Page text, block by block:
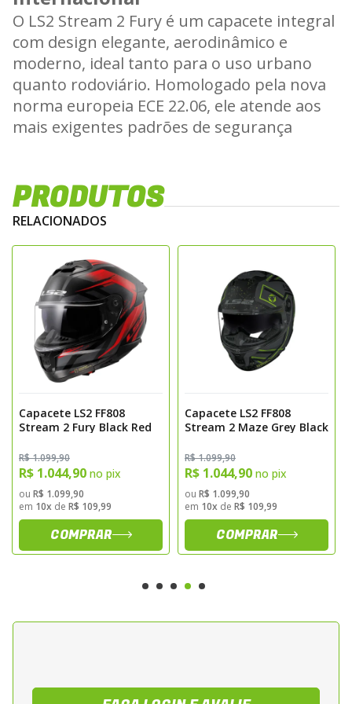
O LS2 Stream 2 Fury é um capacete integral
com design elegante, aerodinâmico e
moderno, ideal tanto para o uso urbano
quanto rodoviário. Homologado pela nova
norma europeia ECE 22.06, ele atende aos
mais exigentes padrões de segurança
Construção Leve e Resistente
A calota do capacete é produzida com o
Alloy), um composto avançado desenvolvido
pela LS2. Essa tecnologia oferece altíssima
resistência a impactos com peso reduzido,
garantindo segurança e conforto durante o
uso prolongado.
O EPS de múltiplas densidades
complementa o sistema de proteção,
diferentes tipos de impacto.
Viseira Dupla com Tecnologia
Óptica
O LS2 Stream 2 Fury conta com sistema de
viseira dupla:
Viseira principal:Fabricada em policarbonato óptico,
está preparada para receber película Pinlock® (vendida
Viseira solar interna:Possui acionamento rápido e
Ventilação Inteligente e Conforto
PRODUTOS
RELACIONADOS
Capacete LS2 FF808
Stream 2 Fury Black Red
R$ 1.099,90
R$ 1.044,90 no pix
ou R$ 1.099,90
em 10x de R$ 109,99
COMPRAR
Capacete LS2 FF808
Stream 2 Maze Grey Black
R$ 1.099,90
R$ 1.044,90 no pix
ou R$ 1.099,90
em 10x de R$ 109,99
COMPRAR